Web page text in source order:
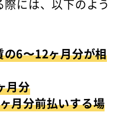
には、以下のよう
6〜12ヶ月分が相
月分
月分前払いする場